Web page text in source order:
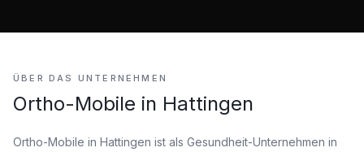
ÜBER DAS UNTERNEHMEN
Ortho-Mobile in Hattingen
Ortho-Mobile in Hattingen ist als Gesundheit-Unternehmen in